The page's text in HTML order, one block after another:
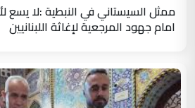
ممثل السيستاني في النبطية :لا يسع
امام جهود المرجعية لإغاثة اللبنانيين